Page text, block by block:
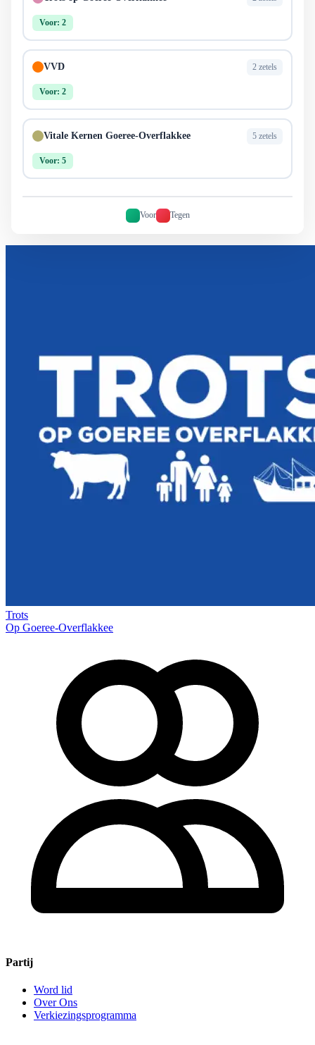
Voor: 2
VVD 2 zetels
Voor: 2
Vitale Kernen Goeree-Overflakkee 5 zetels
Voor: 5
Voor Tegen
Trots
Op Goeree-Overflakkee
Partij
Word lid
Over Ons
Verkiezingsprogramma